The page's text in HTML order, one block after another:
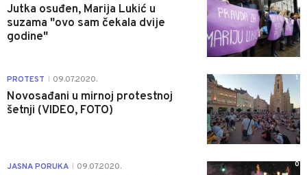
Jutka osuđen, Marija Lukić u
suzama "ovo sam čekala dvije
godine"
PROTEST 09.07.2020.
Novosađani u mirnoj protestnoj
šetnji (VIDEO, FOTO)
1
JASNA PORUKA 09.07.2020. 0